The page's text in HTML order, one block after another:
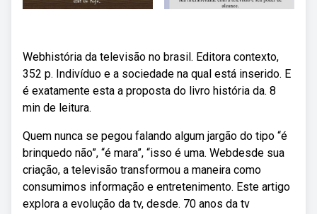
Webhistória da televisão no brasil. Editora contexto,
352 p. Indivíduo e a sociedade na qual está inserido. E
é exatamente esta a proposta do livro história da. 8
min de leitura.
Quem nunca se pegou falando algum jargão do tipo “é
brinquedo não”, “é mara”, “isso é uma. Webdesde sua
criação, a televisão transformou a maneira como
consumimos informação e entretenimento. Este artigo
explora a evolução da tv, desde. 70 anos da tv